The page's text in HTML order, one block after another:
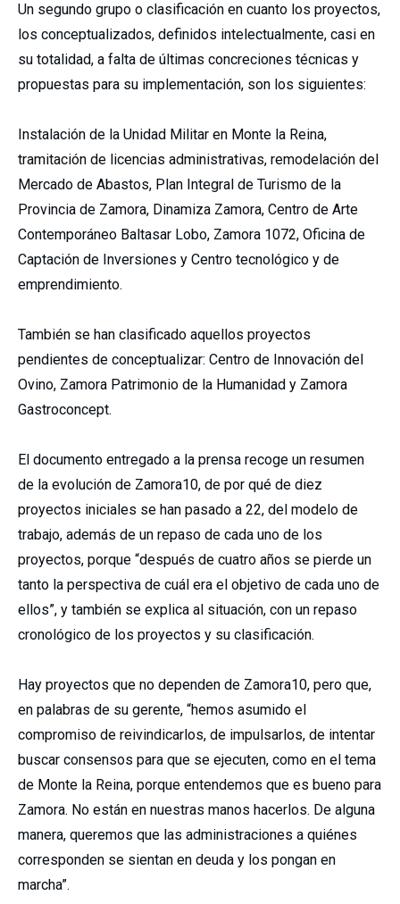
Un segundo grupo o clasificación en cuanto los proyectos,
los conceptualizados, definidos intelectualmente, casi en
su totalidad, a falta de últimas concreciones técnicas y
propuestas para su implementación, son los siguientes:
Instalación de la Unidad Militar en Monte la Reina,
tramitación de licencias administrativas, remodelación del
Mercado de Abastos, Plan Integral de Turismo de la
Provincia de Zamora, Dinamiza Zamora, Centro de Arte
Contemporáneo Baltasar Lobo, Zamora 1072, Oficina de
Captación de Inversiones y Centro tecnológico y de
emprendimiento.
También se han clasificado aquellos proyectos
pendientes de conceptualizar: Centro de Innovación del
Ovino, Zamora Patrimonio de la Humanidad y Zamora
Gastroconcept.
El documento entregado a la prensa recoge un resumen
de la evolución de Zamora10, de por qué de diez
proyectos iniciales se han pasado a 22, del modelo de
trabajo, además de un repaso de cada uno de los
proyectos, porque “después de cuatro años se pierde un
tanto la perspectiva de cuál era el objetivo de cada uno de
ellos”, y también se explica al situación, con un repaso
cronológico de los proyectos y su clasificación.
Hay proyectos que no dependen de Zamora10, pero que,
en palabras de su gerente, “hemos asumido el
compromiso de reivindicarlos, de impulsarlos, de intentar
buscar consensos para que se ejecuten, como en el tema
de Monte la Reina, porque entendemos que es bueno para
Zamora. No están en nuestras manos hacerlos. De alguna
manera, queremos que las administraciones a quiénes
corresponden se sientan en deuda y los pongan en
marcha”.